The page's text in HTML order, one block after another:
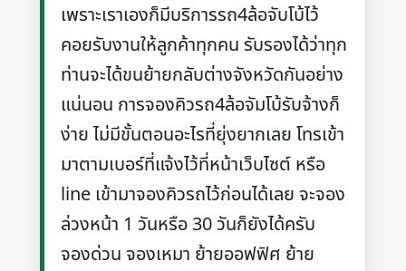
เพราะเราเองก็มีบริการรถ4ล้อจับโบ้ไว้
คอยรับงานให้ลูกค้าทุกคน รับรองได้ว่าทุก
ท่านจะได้ขนย้ายกลับต่างจังหวัดกันอย่าง
แน่นอน การจองคิวรถ4ล้อจัมโบ้รับจ้างก็
ง่าย ไม่มีขั้นตอนอะไรที่ยุ่งยากเลย โทรเข้า
มาตามเบอร์ที่แจ้งไว้ที่หน้าเว็บไซต์ หรือ
line เข้ามาจองคิวรถไว้ก่อนได้เลย จะจอง
ล่วงหน้า 1 วันหรือ 30 วันก็ยังได้ครับ
จองด่วน จองเหมา ย้ายออฟฟิศ ย้าย